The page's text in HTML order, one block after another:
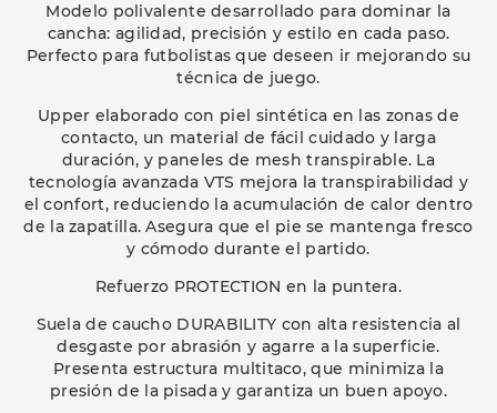
Modelo polivalente desarrollado para dominar la
cancha: agilidad, precisión y estilo en cada paso.
Perfecto para futbolistas que deseen ir mejorando su
técnica de juego.
Upper elaborado con piel sintética en las zonas de
contacto, un material de fácil cuidado y larga
duración, y paneles de mesh transpirable. La
tecnología avanzada VTS mejora la transpirabilidad y
el confort, reduciendo la acumulación de calor dentro
de la zapatilla. Asegura que el pie se mantenga fresco
y cómodo durante el partido.
Refuerzo PROTECTION en la puntera.
Suela de caucho DURABILITY con alta resistencia al
desgaste por abrasión y agarre a la superficie.
Presenta estructura multitaco, que minimiza la
presión de la pisada y garantiza un buen apoyo.